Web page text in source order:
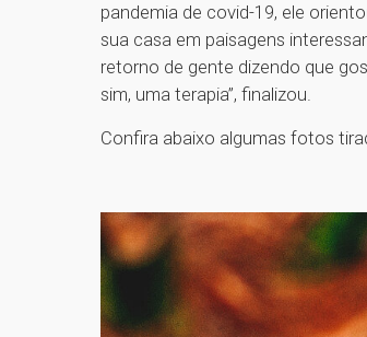
pandemia de covid-19, ele
sua casa em paisagens
retorno de gente dizendo que
sim, uma terapia”, finalizou.
Confira abaixo algumas fotos